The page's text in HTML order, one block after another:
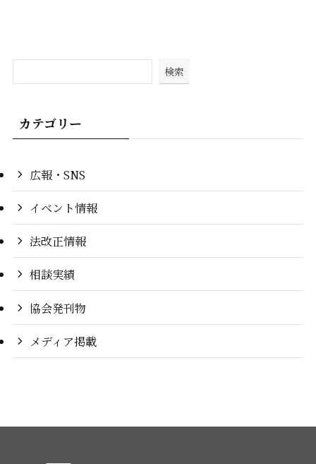
検索
カテゴリー
広報・SNS
イベント情報
法改正情報
相談実績
協会発刊物
メディア掲載